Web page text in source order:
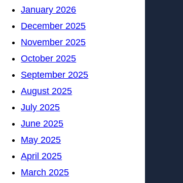
January 2026
December 2025
November 2025
October 2025
September 2025
August 2025
July 2025
June 2025
May 2025
April 2025
March 2025